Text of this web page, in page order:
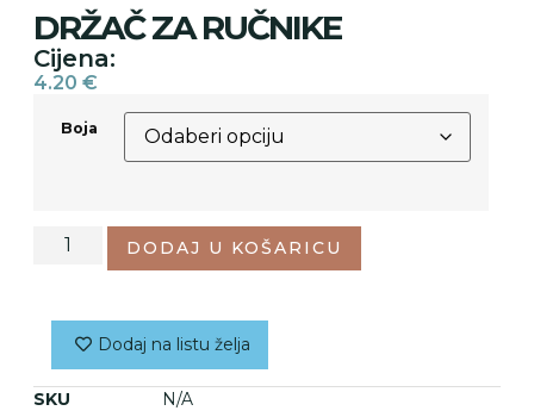
DRŽAČ ZA RUČNIKE
Cijena:
4.20 €
Boja
DODAJ U KOŠARICU
Dodaj na listu želja
SKU
N/A